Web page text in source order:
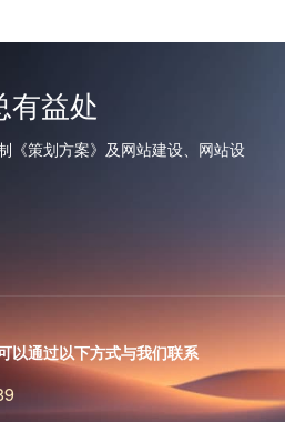
查看更多
有益处
《策划方案》及网站建设、网站设
以通过以下方式与我们联系